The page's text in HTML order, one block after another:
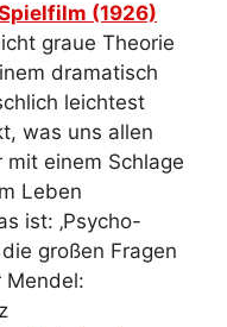
(1926)
graue Theorie
dramatisch
leichtest
was uns allen
einem Schlage
Leben
ist: ‚Psycho-
großen Fragen
Mendel: